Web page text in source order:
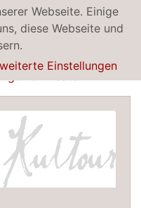
Webseite. Einige
diese Webseite und
Einstellungen
& Theater